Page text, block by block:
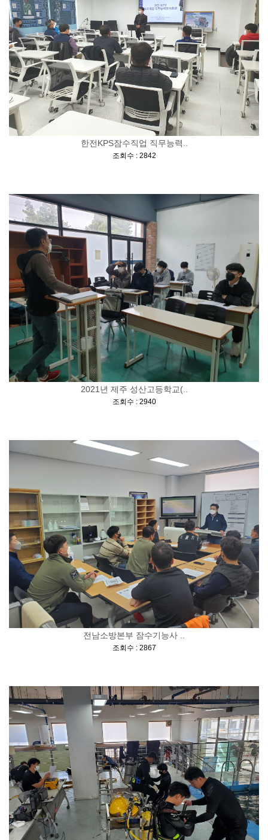
한전KPS잠수직업 직무능력..
조회수 : 2842
2021년 제주 성산고등학교(..
조회수 : 2940]
전남소방본부 잠수기능사 ..
조회수 : 2867